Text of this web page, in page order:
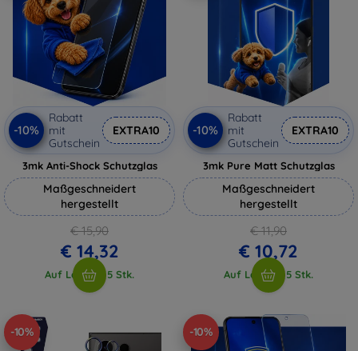
-10%
Rabatt
mit
Gutschein
EXTRA10
3mk Anti-Shock Schutzglas
Maßgeschneidert
hergestellt
€ 15,90
€ 14,32
Auf Lager > 5 Stk.
-10%
Rabatt
mit
Gutschein
EXTRA10
3mk Pure Matt Schutzglas
Maßgeschneidert
hergestellt
€ 11,90
€ 10,72
Auf Lager > 5 Stk.
-10% -10%